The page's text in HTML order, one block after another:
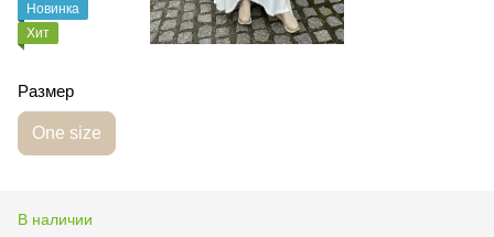
Новинка
Хит
Размер
One size
В наличии